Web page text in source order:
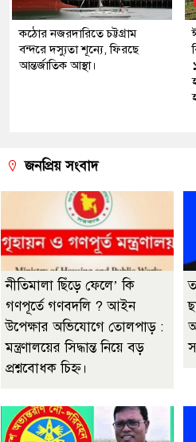
কঠোর নজরদারিতে চট্টগ্রাম
বন্দরে দস্যুতা শূন্যে, ফিরছে
আন্তর্জাতিক আস্থা।
জনপ্রিয় সংবাদ
নীতিমালা ছিঁড়ে ফেলে’ কি
গণপূর্তে গণবদলি ? আইন
উপেক্ষার অভিযোগে তোলপাড় :
মন্ত্রণালয়ের সিদ্ধান্ত নিয়ে বড়
প্রশ্নবোধক চিহ্ন।